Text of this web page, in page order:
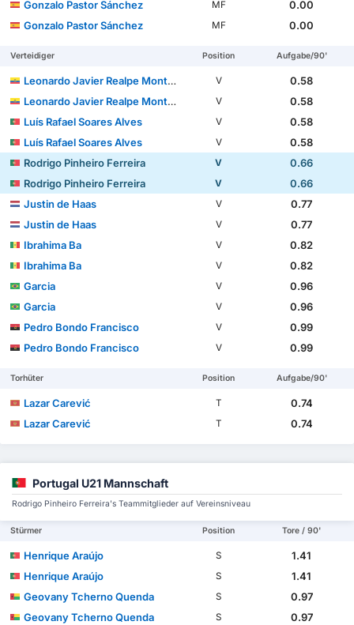
Gonzalo Pastor Sánchez MF
0.00
Gonzalo Pastor Sánchez
MF 0.00
Verteidiger Position Aufgabe/90'
Leonardo Javier Realpe Montaño V
0.58
Leonardo Javier Realpe Montaño
V
0.58
Luís Rafael Soares Alves
V
0.58
Luís Rafael Soares Alves
V
0.58
Rodrigo Pinheiro Ferreira
V
0.66
Rodrigo Pinheiro Ferreira
V
0.66
Justin de Haas
V
0.77
Justin de Haas
V
0.77
Ibrahima Ba
V
0.82
Ibrahima Ba
V
0.82
Garcia
V
0.96
Garcia
V
0.96
Pedro Bondo Francisco
V
0.99
Pedro Bondo Francisco
V 0.99
Torhüter Position Aufgabe/90'
Lazar Carević T
0.74
Lazar Carević
T 0.74
Portugal U21 Mannschaft
Rodrigo Pinheiro Ferreira's Teammitglieder auf Vereinsniveau
Stürmer Position Tore / 90'
Henrique Araújo S
1.41
Henrique Araújo
S
1.41
Geovany Tcherno Quenda
S
0.97
Geovany Tcherno Quenda
S
0.97